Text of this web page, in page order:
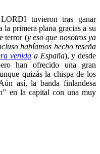
tuvieron tras ganar
primera plana gracias a su
terror (y eso que nosotros ya
habíamos hecho reseña
venida a España), y desde
han ofrecido una gran
quizás la chispa de los
así, la banda finlandesa
en la capital con una muy